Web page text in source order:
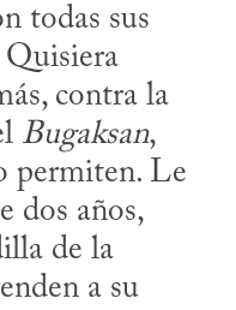
todas sus
Quisiera
contra la
Bugaksan,
permiten. Le
dos años,
de la
a su